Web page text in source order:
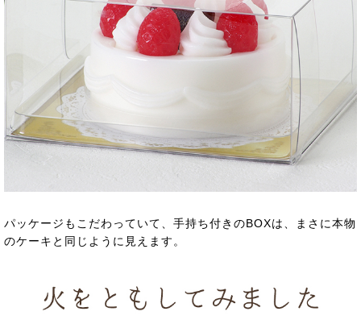
パッケージもこだわっていて、手持ち付きのBOXは、まさに本物
のケーキと同じように見えます。